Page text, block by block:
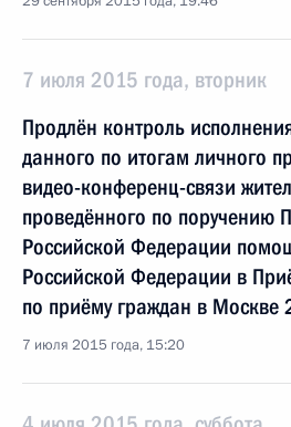
7 июля 2015 года, вторник
Продлён контроль
данного по итогам личного
видео-конференц-связи
проведённого по поручению
Российской Федерации
Российской Федерации в
по приёму граждан в
7 июля 2015 года, 15:20